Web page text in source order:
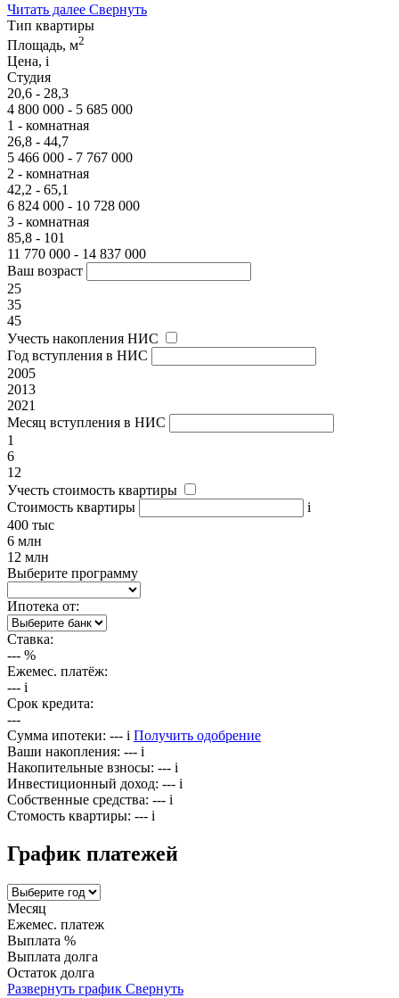
Читать далее Свернуть
Тип квартиры
Площадь, м2
Цена, i
Студия
20,6 - 28,3
4 800 000 - 5 685 000
1 - комнатная
26,8 - 44,7
5 466 000 - 7 767 000
2 - комнатная
42,2 - 65,1
6 824 000 - 10 728 000
3 - комнатная
85,8 - 101
11 770 000 - 14 837 000
Ваш возраст
25
35
45
Учесть накопления НИС
Год вступления в НИС
2005
2013
2021
Месяц вступления в НИС
1
6
12
Учесть стоимость квартиры
Стоимость квартиры
i
400 тыс
6 млн
12 млн
Выберите программу
Ипотека от:
Ставка:
--- %
Ежемес. платёж:
--- i
Срок кредита:
---
Сумма ипотеки: --- i Получить одобрение
Ваши накопления: --- i
Накопительные взносы: --- i
Инвестиционный доход: --- i
Собственные средства: --- i
Стомость квартиры: --- i
График платежей
Месяц
Ежемес. платеж
Выплата %
Выплата долга
Остаток долга
Развернуть график Свернуть